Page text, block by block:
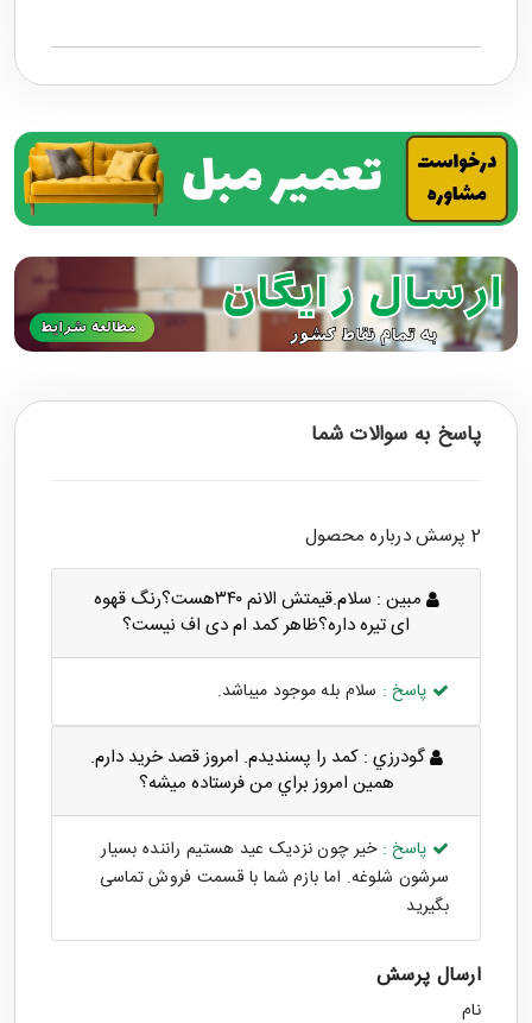
پاسخ به سوالات شما
مبین :
سلام.قیمتش الانم ۳۴۰هست؟رنگ قهوه
ای تیره داره؟ظاهر کمد ام دی اف نیست؟
پاسخ : سلام بله موجود میباشد.
گودرزي : كمد را پسنديدم. امروز قصد خريد دارم.
همين امروز براي من فرستاده ميشه؟
پاسخ : خیر چون نزدیک عید هستیم راننده بسیار
سرشون شلوغه. اما بازم شما با قسمت فروش تماسی
بگیرید
ارسال پرسش
نام